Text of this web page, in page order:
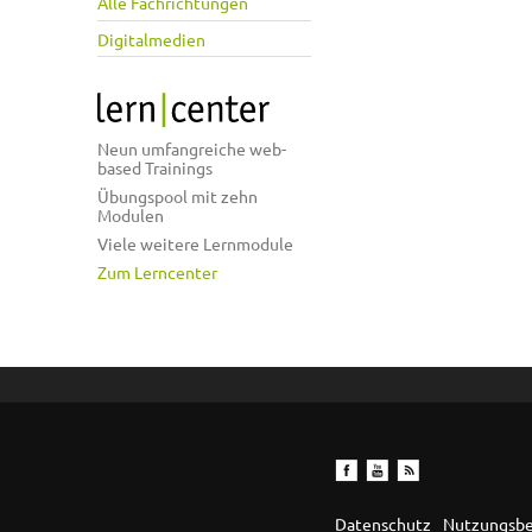
Digitalmedien
Neun umfangreiche web-
based Trainings
Übungspool mit zehn
Modulen
Viele weitere Lernmodule
Zum Lerncenter
Datenschutz